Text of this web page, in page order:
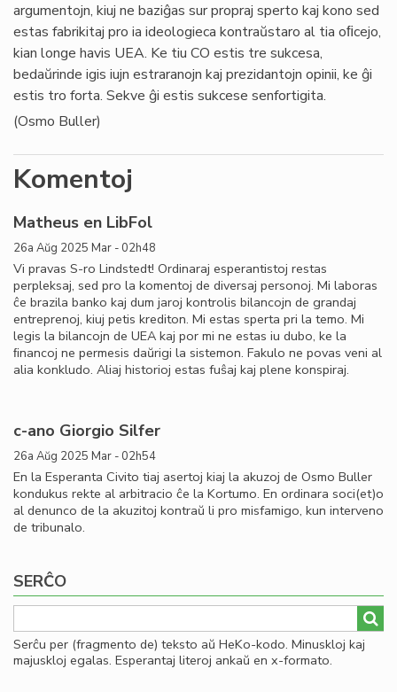
argumentojn, kiuj ne baziĝas sur propraj sperto kaj kono sed
estas fabrikitaj pro ia ideologieca kontraŭstaro al tia oﬁcejo,
kian longe havis UEA. Ke tiu CO estis tre sukcesa,
bedaŭrinde igis iujn estraranojn kaj prezidantojn opinii, ke ĝi
estis tro forta. Sekve ĝi estis sukcese senfortigita.
(Osmo Buller)
Komentoj
Matheus en LibFol
26a Aŭg 2025 Mar - 02h48
Vi pravas S-ro Lindstedt! Ordinaraj esperantistoj restas
perpleksaj, sed pro la komentoj de diversaj personoj. Mi laboras
ĉe brazila banko kaj dum jaroj kontrolis bilancojn de grandaj
entreprenoj, kiuj petis krediton. Mi estas sperta pri la temo. Mi
legis la bilancojn de UEA kaj por mi ne estas iu dubo, ke la
ﬁnancoj ne permesis daŭrigi la sistemon. Fakulo ne povas veni al
alia konkludo. Aliaj historioj estas fuŝaj kaj plene konspiraj.
c-ano Giorgio Silfer
26a Aŭg 2025 Mar - 02h54
En la Esperanta Civito tiaj asertoj kiaj la akuzoj de Osmo Buller
kondukus rekte al arbitracio ĉe la Kortumo. En ordinara soci(et)o
al denunco de la akuzitoj kontraŭ li pro misfamigo, kun interveno
de tribunalo.
SERĈO
Serĉu per (fragmento de) teksto aŭ HeKo-kodo. Minuskloj kaj
majuskloj egalas. Esperantaj literoj ankaŭ en x-formato.